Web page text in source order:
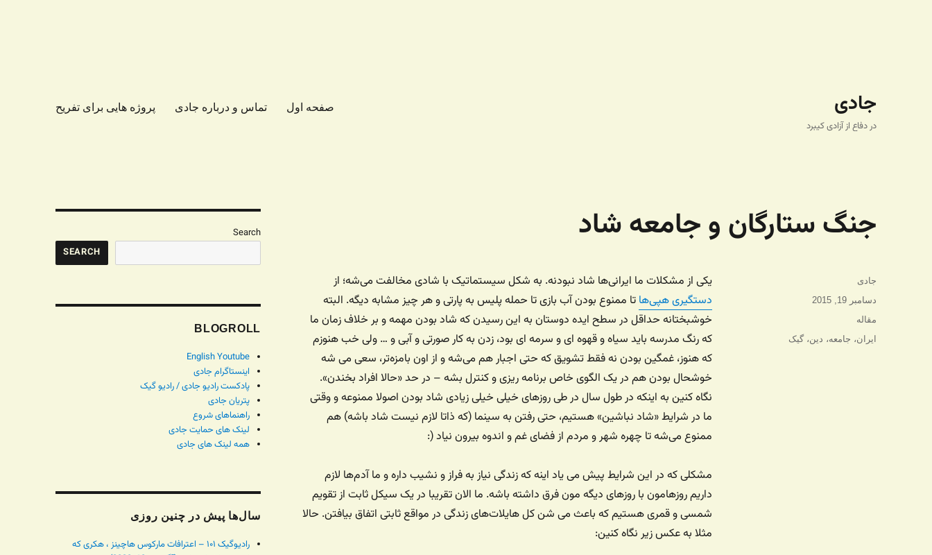
جادی
در دفاع از آزادی کیبرد
صفحه اول تماس و درباره جادی پروژه هایی برای تفریح
جنگ ستارگان و جامعه شاد
یکی از مشکلات ما ایرانی‌ها شاد نبودنه. به شکل سیستماتیک با شادی مخالفت می‌شه؛‌ از
دستگیری هپی‌ها تا ممنوع بودن آب بازی تا حمله پلیس به پارتی و هر چیز مشابه دیگه. البته
خوشبختانه حداقل در سطح ایده دوستان به این رسیدن که شاد بودن مهمه و بر خلاف زمان ما
که رنگ مدرسه باید سیاه و قهوه ای و سرمه ای بود، زدن به کار صورتی و آبی و … ولی خب هنوزم
که هنوز، غمگین بودن نه فقط تشویق که حتی اجبار هم می‌شه و از اون بامزه‌تر، سعی می شه
خوشحال بودن هم در یک الگوی خاص برنامه ریزی و کنترل بشه – در حد «حالا افراد بخندن».
نگاه کنین به اینکه در طول سال در طی روزهای خیلی خیلی زیادی شاد بودن اصولا ممنوعه و وقتی
ما در شرایط «شاد نباشین» هستیم، حتی رفتن به سینما (که ذاتا لازم نیست شاد باشه) هم
ممنوع می‌شه تا چهره شهر و مردم از فضای غم و اندوه بیرون نیاد (:
مشکلی که در این شرایط پیش می یاد اینه که زندگی نیاز به فراز و نشیب داره و ما آدم‌ها لازم
داریم روزهامون با روزهای دیگه مون فرق داشته باشه. ما الان تقریبا در یک سیکل ثابت از تقویم
شمسی و قمری هستیم که باعث می شن کل هایلات‌های زندگی در مواقع ثابتی اتفاق بیافتن. حالا
مثلا به عکس زیر نگاه کنین:
نویسنده
جادی
ارسال
شده
دسامبر 19, 2015
دسته‌ها
مقاله
برچسب‌ها
ایران، جامعه، دین،گیک
Search
SEARCH
BLOGROLL
English Youtube
اینستاگرام جادی
پادکست رادیو جادی / رادیو گیک
پتریان جادی
راهنماهای شروع
لینک های حمایت جادی
همه لینک های جادی
سال‌ها پیش در چنین روزی
رادیوگیک ۱۰۱ – اعترافات مارکوس هاچینز ، هکری که